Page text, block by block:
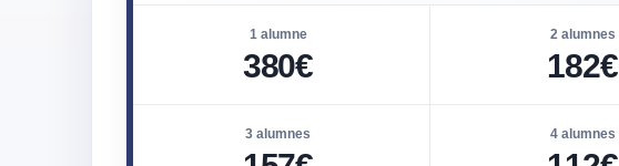
1 alumne
380€
2 alumnes
182€
3 alumnes 4 alumnes